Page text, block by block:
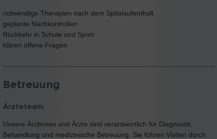
notwendige Therapien nach dem Spitalaufenthalt
geplante Nachkontrollen
Rückkehr in Schule und Sport
klären offene Fragen
Betreuung
Ärzteteam
Unsere Ärztinnen und Ärzte sind verantwortlich für Diagnostik,
Behandlung und medizinische Betreuung. Sie führen Visiten durch